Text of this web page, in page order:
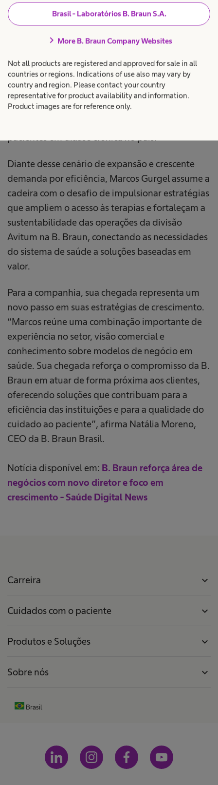
Brasil - Laboratórios B. Braun S.A.
chevron_right More B. Braun Company Websites
Not all products are registered and approved for sale in all
countries or regions. Indications of use also may vary by
country and region. Please contact your country
representative for product availability and information.
Product images are for reference only.
2024, com 52.944 novos pacientes iniciando o
tratamento naquele ano. O levantamento
também aponta que 79% dos pacientes em
saúde, enquanto 21% dependiam de planos
privados, evidenciando a relevância do setor
tanto para o SUS quanto para a saúde
suplementar. O estudo indica ainda aumento
Diante desse cenário de expansão e crescente
demanda por eficiência, Marcos Gurgel assume a
cadeira com o desafio de impulsionar estratégias
que ampliem o acesso às terapias e fortaleçam a
sustentabilidade das operações da divisão
Avitum na B. Braun, conectando as necessidades
do sistema de saúde a soluções baseadas em
valor.
Para a companhia, sua chegada representa um
novo passo em suas estratégias de crescimento.
“Marcos reúne uma combinação importante de
experiência no setor, visão comercial e
conhecimento sobre modelos de negócio em
saúde. Sua chegada reforça o compromisso da B.
Braun em atuar de forma próxima aos clientes,
oferecendo soluções que contribuam para a
eficiência das instituições e para a qualidade do
cuidado ao paciente”, afirma Natália Moreno,
CEO da B. Braun Brasil.
Notícia disponível em: B. Braun reforça área de
negócios com novo diretor e foco em
crescimento - Saúde Digital News
Carreira expand_more
Cuidados com o paciente expand_more
Produtos e Soluções expand_more
Sobre nós expand_more
Brasil